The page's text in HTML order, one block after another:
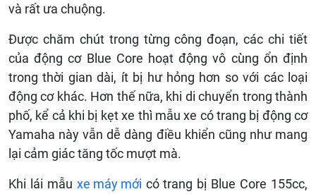
và rất ưa chuộng.
Được chăm chút trong từng công đoạn, các chi tiết
của động cơ Blue Core hoạt động vô cùng ổn định
trong thời gian dài, ít bị hư hỏng hơn so với các loại
động cơ khác. Hơn thế nữa, khi di chuyển trong thành
phố, kể cả khi bị kẹt xe thì mẫu xe có trang bị động cơ
Yamaha này vẫn dễ dàng điều khiển cũng như mang
lại cảm giác tăng tốc mượt mà.
Khi lái mẫu xe máy mới có trang bị Blue Core 155cc,